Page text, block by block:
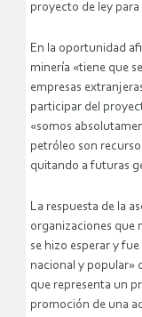
proyecto de ley
En la oportunidad
minería «tiene que
empresas
participar del
«somos
petróleo son
quitando a futuras
La respuesta de la
organizaciones que
se hizo esperar y
nacional y popular»
que representa un
promoción de una